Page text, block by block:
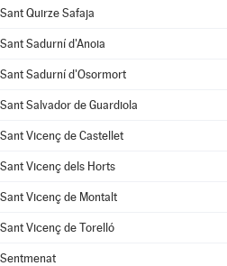
Sant Quirze Safaja
Sant Sadurní d'Anoia
Sant Sadurní d'Osormort
Sant Salvador de Guardiola
Sant Vicenç de Castellet
Sant Vicenç dels Horts
Sant Vicenç de Montalt
Sant Vicenç de Torelló
Sentmenat